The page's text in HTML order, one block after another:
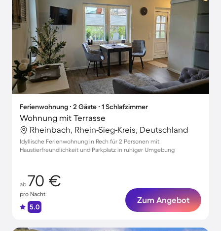
Ferienwohnung ∙ 2 Gäste ∙ 1 Schlafzimmer
Wohnung mit Terrasse
Rheinbach, Rhein-Sieg-Kreis, Deutschland
Idyllische Ferienwohnung in Rech für 2 Personen mit
Haustierfreundlichkeit und Parkplatz in ruhiger Umgebung
ab 70 €
pro Nacht
5.0
Zum Angebot